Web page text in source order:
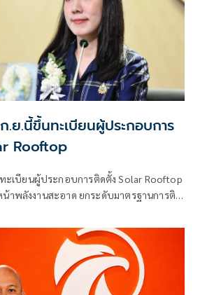
ย.นี้ขึ้นทะเบียนผู้ประกอบการ
Rooftop
ะเบียนผู้ประกอบการติดตั้ง Solar Rooftop
น้าพลังงานสะอาด ยกระดับมาตรฐานการติด